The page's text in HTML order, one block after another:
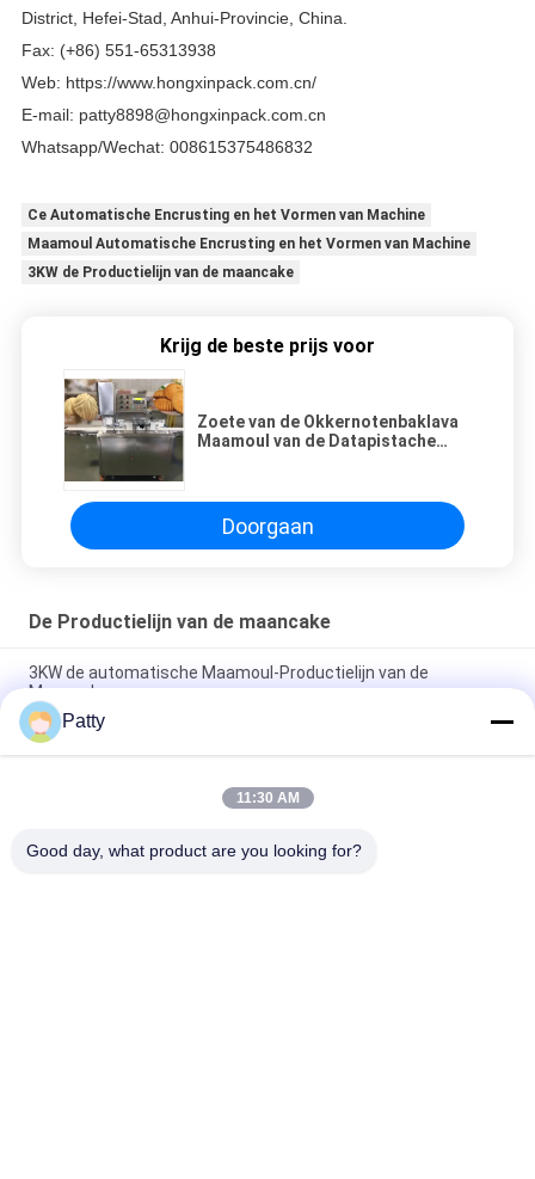
District, Hefei-Stad, Anhui-Provincie, China.
Fax: (+86) 551-65313938
Web: https://www.hongxinpack.com.cn/
E-mail: patty8898@hongxinpack.com.cn
Whatsapp/Wechat: 008615375486832
Ce Automatische Encrusting en het Vormen van Machine
Maamoul Automatische Encrusting en het Vormen van Machine
3KW de Productielijn van de maancake
Krijg de beste prijs voor
Zoete van de Okkernotenbaklava
Maamoul van de Datapistache
Doorgaan
De Productielijn van de maancake
3KW de automatische Maamoul-Productielijn van de
Maancake
de Machines van de het Voedselproductie van 220V 1Ph
SS304 voor Maancake
De autoproductielijn van de de Maancake van Encrusting 2KW
Patty
11:30 AM
Good day, what product are you looking for?